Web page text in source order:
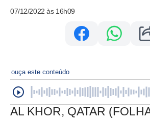
07/12/2022 às 16h09
ouça este conteúdo
AL KHOR, QATAR